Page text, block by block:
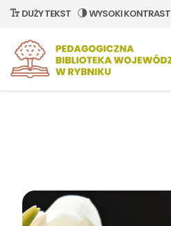
DUŻY TEKST WYSOKI KONTRAST